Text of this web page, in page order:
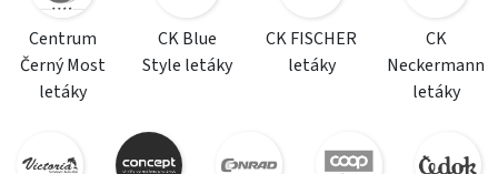
Centrum
Černý Most
letáky
CK Blue
Style letáky
CK FISCHER
letáky
CK
Neckermann
letáky